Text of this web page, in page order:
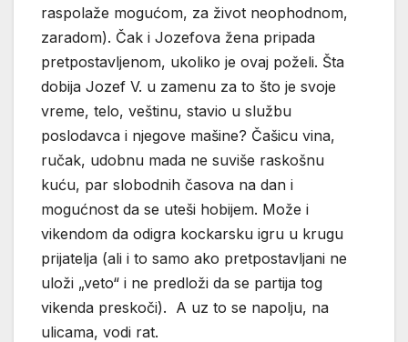
raspolaže mogućom, za život neophodnom,
zaradom). Čak i Jozefova žena pripada
pretpostavljenom, ukoliko je ovaj poželi. Šta
dobija Jozef V. u zamenu za to što je svoje
vreme, telo, veštinu, stavio u službu
poslodavca i njegove mašine? Čašicu vina,
ručak, udobnu mada ne suviše raskošnu
kuću, par slobodnih časova na dan i
mogućnost da se uteši hobijem. Može i
vikendom da odigra kockarsku igru u krugu
prijatelja (ali i to samo ako pretpostavljani ne
uloži „veto“ i ne predloži da se partija tog
vikenda preskoči). A uz to se napolju, na
ulicama, vodi rat.